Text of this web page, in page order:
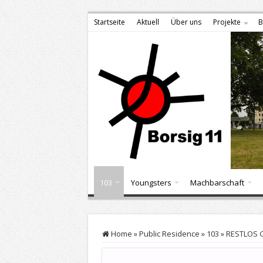
Startseite Aktuell Über uns Projekte
103 Youngsters Machbarschaft
Home »Public Residence » 103 »RESTLOS